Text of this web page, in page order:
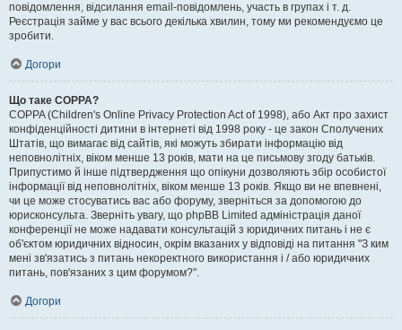
повідомлення, відсилання email-повідомлень, участь в групах і т. д.
Реєстрація займе у вас всього декілька хвилин, тому ми рекомендуємо це
зробити.
Догори
Що таке COPPA?
COPPA (Children's Online Privacy Protection Act of 1998), або Акт про захист
конфіденційності дитини в інтернеті від 1998 року - це закон Сполучених
Штатів, що вимагає від сайтів, які можуть збирати інформацію від
неповнолітніх, віком менше 13 років, мати на це письмову згоду батьків.
Припустимо й інше підтвердження що опікуни дозволяють збір особистої
інформації від неповнолітніх, віком менше 13 років. Якщо ви не впевнені,
чи це може стосуватись вас або форуму, зверніться за допомогою до
юрисконсульта. Зверніть увагу, що phpBB Limited адміністрація даної
конференції не може надавати консультацій з юридичних питань і не є
об'єктом юридичних відносин, окрім вказаних у відповіді на питання "З ким
мені зв'язатись з питань некоректного використання і / або юридичних
питань, пов'язаних з цим форумом?".
Догори